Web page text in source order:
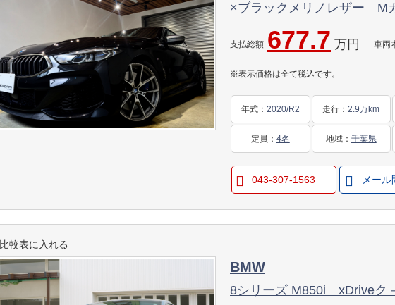
×ブラックメリノレザー M
ートベンチレーション ドラ
支払総額 677.7 万円 車両
※表示価格は全て税込です。
年式： 2020/R2 走行 ：2.9万km
定員 ： 4名 地域： 千葉県
043-307-1563 メー
比較表に入れる
BMW
8シリーズ M850i xDriveク